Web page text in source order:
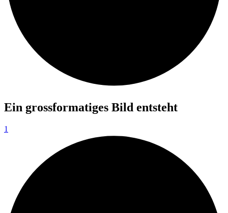
Ein grossformatiges Bild entsteht
1